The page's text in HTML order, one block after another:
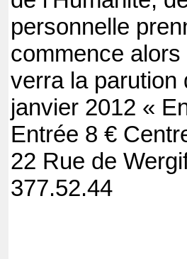
personnelle
commence alors
verra la parution
janvier 2012 «
Entrée 8 €
22 Rue de
377.52.44